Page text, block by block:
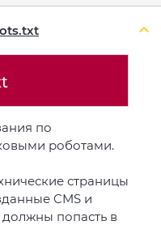
по
роботами.
страницы
CMS и
попасть в